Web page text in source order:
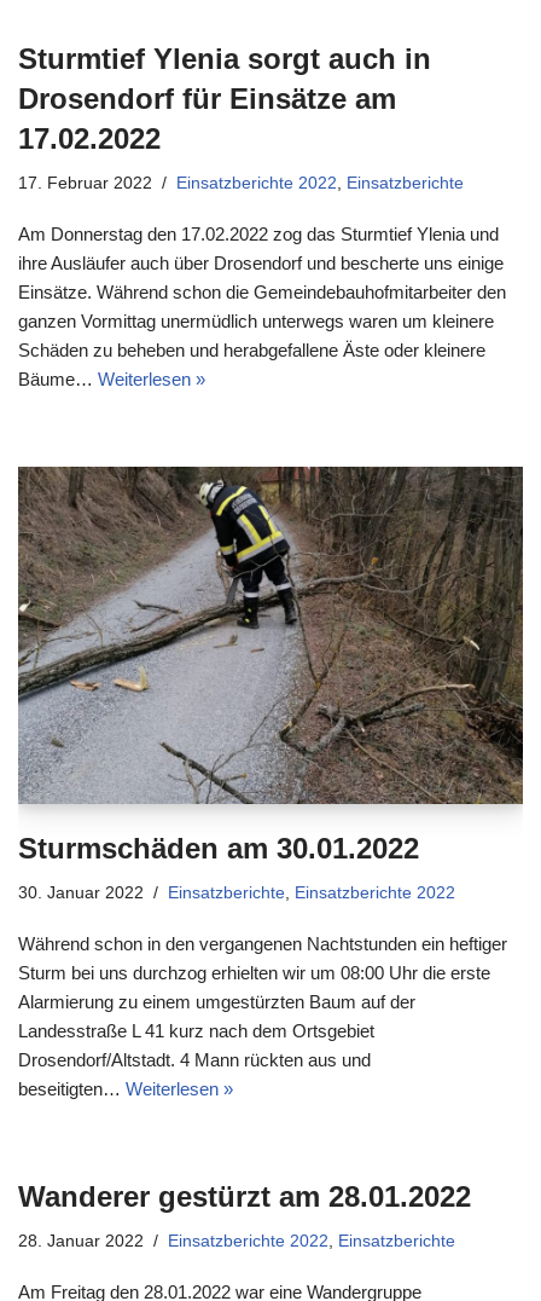
Sturmtief Ylenia sorgt auch in
Drosendorf für Einsätze am
17.02.2022
17. Februar 2022 Einsatzberichte 2022, Einsatzberichte
Am Donnerstag den 17.02.2022 zog das Sturmtief Ylenia und
ihre Ausläufer auch über Drosendorf und bescherte uns einige
Einsätze. Während schon die Gemeindebauhofmitarbeiter den
ganzen Vormittag unermüdlich unterwegs waren um kleinere
Schäden zu beheben und herabgefallene Äste oder kleinere
Bäume… Weiterlesen »
Sturmschäden am 30.01.2022
30. Januar 2022 Einsatzberichte Einsatzberichte 2022
Während schon in den vergangenen Nachtstunden ein heftiger
Sturm bei uns durchzog erhielten wir um 08:00 Uhr die erste
Alarmierung zu einem umgestürzten Baum auf der
Landesstraße L 41 kurz nach dem Ortsgebiet
Drosendorf/Altstadt. 4 Mann rückten aus und
beseitigten… Weiterlesen »
Wanderer gestürzt am 28.01.2022
28. Januar 2022 Einsatzberichte 2022 Einsatzberichte
Am Freitag den 28.01.2022 war eine Wandergruppe